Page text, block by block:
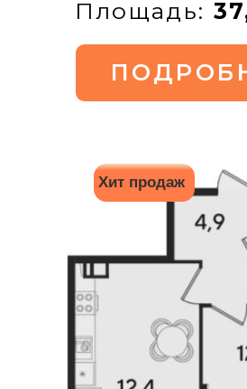
2-комнатная квартира
Площадь:60,2 м2